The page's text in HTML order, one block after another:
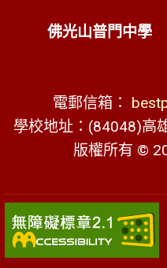
佛光山普門中學
電郵信箱：
學校地址：(84048)高
版權所有 ©